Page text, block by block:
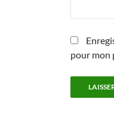
pour mon